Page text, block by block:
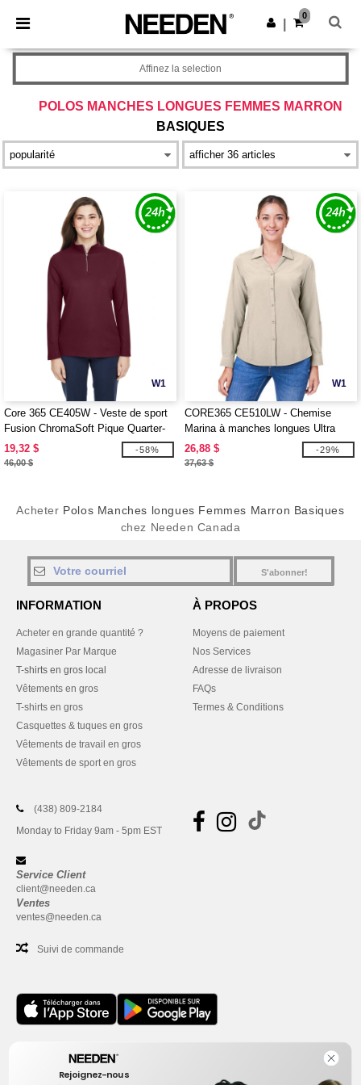
× Appli Needen
Meilleurs prix sur l’app !
Obtenir l'appli
0
POLOS MANCHES LONGUES FEMMES MARRON
BASIQUES
Affinez la selection
W1
Core 365 CE405W - Veste de sport
Fusion ChromaSoft Pique Quarter-
Zip pour dames
19,32 $
46,00 $
-58%
W1
CORE365 CE510LW - Chemise
Marina à manches longues Ultra
UVP® pour dames
26,88 $
37,63 $
-29%
Acheter Polos Manches longues Femmes Marron Basiques
chez Needen Canada
S'abonner!
INFORMATION
Acheter en grande quantité ?
Magasiner Par Marque
T-shirts en gros local
Vêtements en gros
T-shirts en gros
Casquettes & tuques en gros
Vêtements de travail en gros
Vêtements de sport en gros
À PROPOS
Moyens de paiement
Nos Services
Adresse de livraison
FAQs
Termes & Conditions
(438) 809-2184
Monday to Friday 9am - 5pm EST
Service Client
client@needen.ca
Ventes
ventes@needen.ca
Suivi de commande
Bureau
One Dundas Street West Suite 2500
Rejoignez-nous